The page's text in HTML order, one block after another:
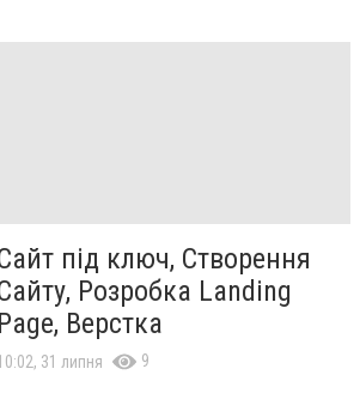
під ключ, Створення
Розробка Landing
Page, Верстка
31 липня 9